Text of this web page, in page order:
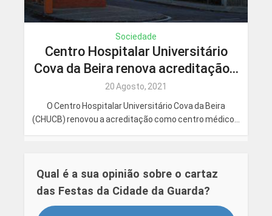
Sociedade
Centro Hospitalar Universitário
Cova da Beira renova acreditação...
20 Agosto, 2021
O Centro Hospitalar Universitário Cova da Beira
(CHUCB) renovou a acreditação como centro médico...
Qual é a sua opinião sobre o cartaz
das Festas da Cidade da Guarda?